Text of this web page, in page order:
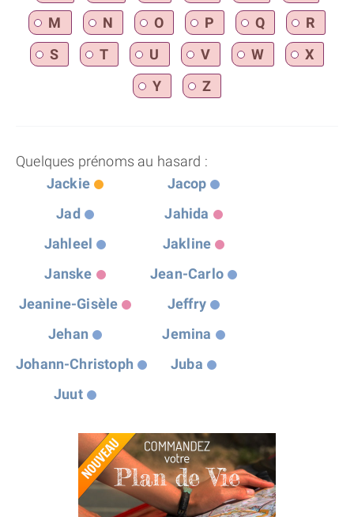
M
N O P Q
R
S
T U V W
X
Y
Z
Quelques prénoms au hasard :
Jackie
Jacop
Jad
Jahida
Jahleel
Jakline
Janske
Jean-Carlo
Jeanine-Gisèle
Jeffry
Jehan
Jemina
Johann-Christoph
Juba
Juut